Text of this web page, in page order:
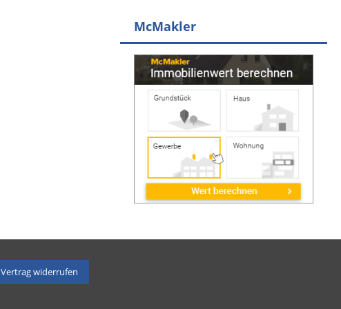
McMakler
Vertrag widerrufen